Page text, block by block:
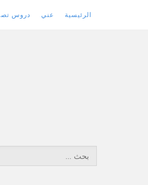
الرئيسية عني دروس